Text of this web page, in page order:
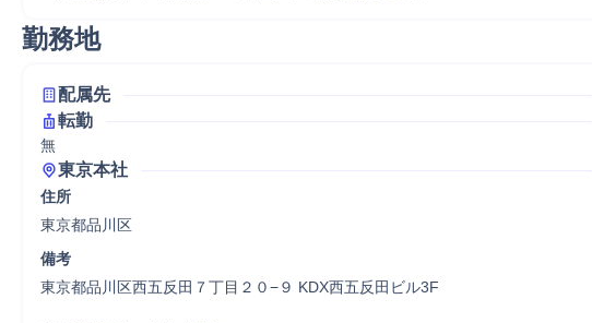
勤務地
配属先
転勤
無
東京本社
住所
東京都品川区
備考
東京都品川区西五反田７丁目２０−９ KDX西五反田ビル3F